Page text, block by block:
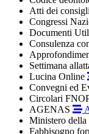
Atti dei
Congressi
Documenti
Consulenza
Settimana
Lucina Online
Convegni ed
Circolari
AGENAS
Ministero della
Fabbisogno